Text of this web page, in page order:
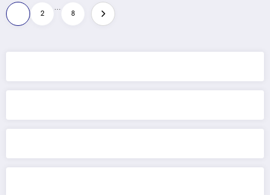
Paginación
de
entradas
2
…
8